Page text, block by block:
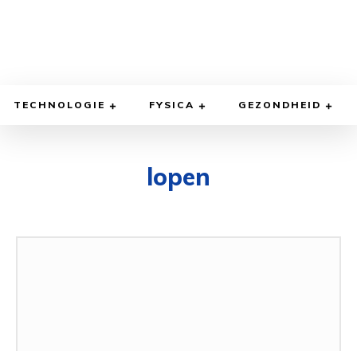
TECHNOLOGIE FYSICA GEZONDHEID
lopen